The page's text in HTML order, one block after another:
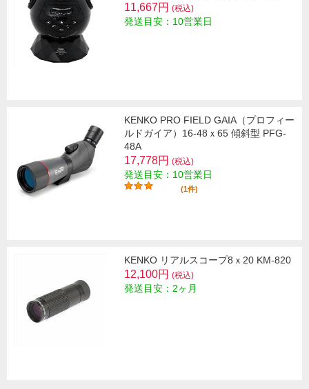
11,667円 (税込)
発送目安：10営業日
KENKO PRO FIELD GAIA（プロフィー
ルドガイア）16-48ｘ65 傾斜型 PFG-
48A
17,778円 (税込)
発送目安：10営業日
(1件)
KENKO リアルスコープ8ｘ20 KM-820
12,100円 (税込)
発送目安：2ヶ月